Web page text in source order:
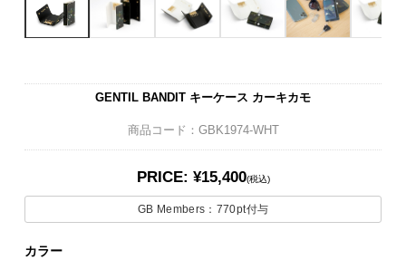
GENTIL BANDIT キーケース カーキカモ
商品コード：GBK1974-WHT
PRICE: ¥15,400(税込)
GB Members： 770pt付与
カラー